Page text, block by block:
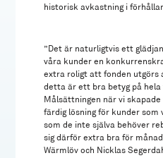
historisk avkastning i
”Det är naturligtvis ett
våra kunder en
extra roligt att fonden utgörs
detta är ett bra betyg på hela
Målsättningen när vi
färdig lösning för kunder
som de inte själva behöver
sig därför extra bra för
Wärmlöv och Nicklas